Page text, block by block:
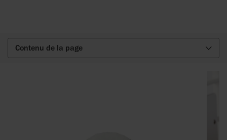
Contenu de la page